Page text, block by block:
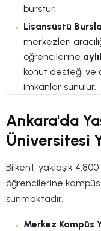
burstur.
Lisansüstü
merkezleri
öğrencilerine
konut desteği ve
imkanlar sunulur.
Ankara'da
Üniversitesi
Bilkent, yaklaşık
öğrencilerine
sunmaktadır.
Merkez Kampüs